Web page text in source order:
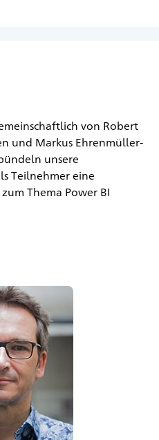
von Robert
und Markus Ehrenmüller-
unsere
Teilnehmer eine
Thema Power BI